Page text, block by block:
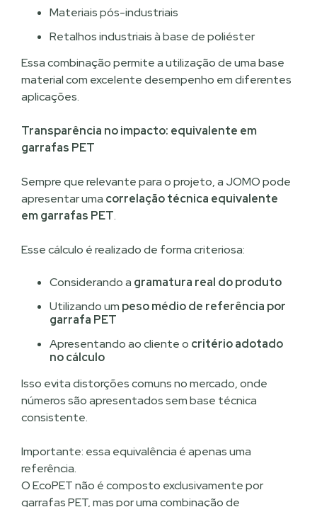
Materiais pós-industriais
Retalhos industriais à base de poliéster
Essa combinação permite a utilização de uma base
material com excelente desempenho em diferentes
aplicações.
Transparência no impacto: equivalente em
garrafas PET
Sempre que relevante para o projeto, a JOMO pode
apresentar uma correlação técnica equivalente
em garrafas PET.
Esse cálculo é realizado de forma criteriosa:
Considerando a gramatura real do produto
Utilizando um peso médio de referência por
garrafa PET
Apresentando ao cliente o critério adotado
no cálculo
Isso evita distorções comuns no mercado, onde
números são apresentados sem base técnica
consistente.
Importante: essa equivalência é apenas uma
referência.
O EcoPET não é composto exclusivamente por
garrafas PET, mas por uma combinação de